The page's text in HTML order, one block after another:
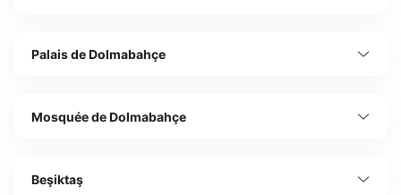
Palais de Dolmabahçe
Mosquée de Dolmabahçe
Beşiktaş